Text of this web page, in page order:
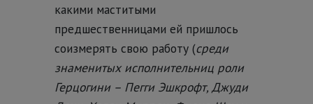
какими маститыми
предшественницами ей пришлось
соизмерять свою работу (среди
знаменитых исполнительниц роли
Герцогини – Пегги Эшкрофт, Джуди